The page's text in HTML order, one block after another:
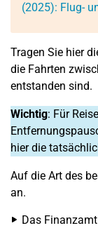
(2025): Flug-
Tragen Sie hier
die Fahrten
entstanden sind.
Wichtig: Für
hier die
Auf die Art des
an.
Das